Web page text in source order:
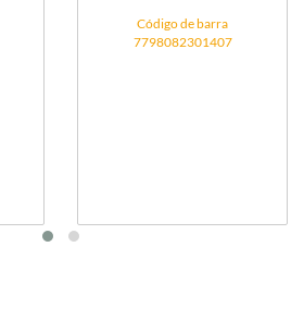
Código de barra
7798082301407